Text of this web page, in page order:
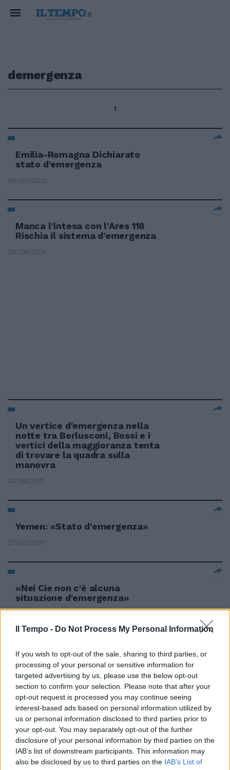
Il Tempo - Do Not Process My Personal Information
If you wish to opt-out of the sale, sharing to third parties, or
processing of your personal or sensitive information for
targeted advertising by us, please use the below opt-out
section to confirm your selection. Please note that after your
opt-out request is processed you may continue seeing
interest-based ads based on personal information utilized by
us or personal information disclosed to third parties prior to
your opt-out. You may separately opt-out of the further
disclosure of your personal information by third parties on the
IAB’s list of downstream participants. This information may
also be disclosed by us to third parties on the IAB’s List of
demergenza
1
Emilia-Romagna Dichiarato
stato d'emergenza
05/02/2012
Manca l'intesa con l'Ares 118
Rischia il sistema d'emergenza
28/08/2011
Un vertice d'emergenza nella
notte tra Berlusconi, Bossi e i
vertici della maggioranza tenta
di trovare la quadra sulla
manovra
14/08/2011
Yemen: «Stato d'emergenza»
27/03/2011
«Nei Cie non c'è alcuna
situazione d'emergenza»
Atterraggio d'emergenza per un
Boeing
25/09/2008
«Prodi dichiari lo stato
d'emergenza sanitaria»